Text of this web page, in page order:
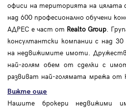
офиси на територията на
над 600 професионално обучени
АДРЕС е част от Realto Group.
консултантски компании с над
на недвижимите имоти.
най-голям обем от сделки с
развиват най-голямата мрежа от
Вижте още
Нашите брокери недвижими